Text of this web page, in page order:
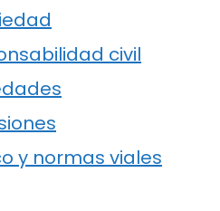
civil
y normas viales